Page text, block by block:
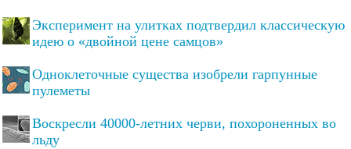
Эксперимент на улитках подтвердил классическую
идею о «двойной цене самцов»
Одноклеточные существа изобрели гарпунные
пулеметы
Воскресли 40000-летних черви, похороненных во
льду